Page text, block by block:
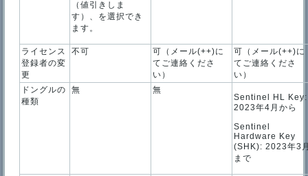
（値引きしま
す）、を選択でき
ます。
ライセンス
登録者の変
更
不可
可（メール(++)に
てご連絡くださ
い）
可（メール(++)に
てご連絡くださ
い）
ドングルの
種類
無 無
Sentinel HL Key:
2023年4月から
Sentinel
Hardware Key
(SHK): 2023年3
まで